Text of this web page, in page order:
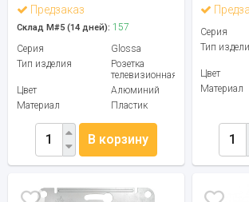
Предзаказ
Склад М#5 (14 дней): 157
Серия
Glossa
Тип изделия
Розетка
телевизионная
Цвет
Алюминий
Материал
Пластик
В корзину
Серия
Тип
Цвет
Материал